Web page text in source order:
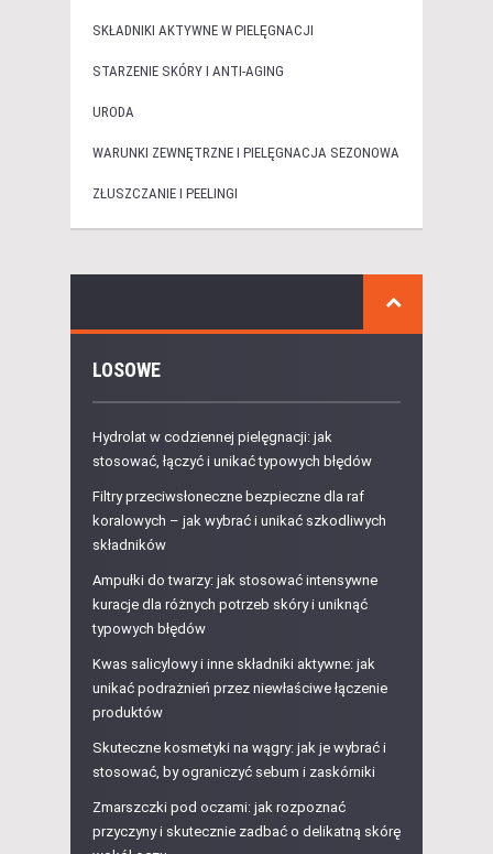
SKŁADNIKI AKTYWNE W PIELĘGNACJI
STARZENIE SKÓRY I ANTI-AGING
URODA
WARUNKI ZEWNĘTRZNE I PIELĘGNACJA SEZONOWA
ZŁUSZCZANIE I PEELINGI
LOSOWE
Hydrolat w codziennej pielęgnacji: jak
stosować, łączyć i unikać typowych błędów
Filtry przeciwsłoneczne bezpieczne dla raf
koralowych – jak wybrać i unikać szkodliwych
składników
Ampułki do twarzy: jak stosować intensywne
kuracje dla różnych potrzeb skóry i uniknąć
typowych błędów
Kwas salicylowy i inne składniki aktywne: jak
unikać podrażnień przez niewłaściwe łączenie
produktów
Skuteczne kosmetyki na wągry: jak je wybrać i
stosować, by ograniczyć sebum i zaskórniki
Zmarszczki pod oczami: jak rozpoznać
przyczyny i skutecznie zadbać o delikatną skórę